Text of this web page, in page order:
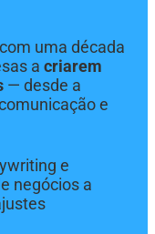
uma década
a criarem
— desde a
e
e
negócios a